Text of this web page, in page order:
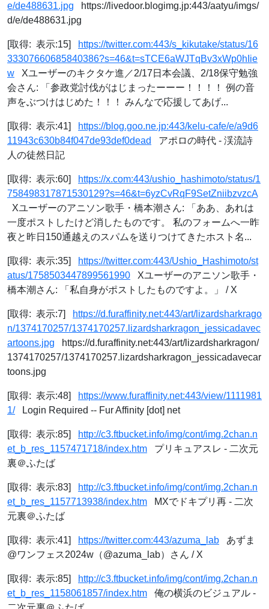
e/de488631.jpg https://livedoor.blogimg.jp:443/aatyu/imgs/
d/e/de488631.jpg
[取得: 表示:15]
https://twitter.com:443/s_kikutake/status/16
33307660685840386?s=46&t=sTCE6aWJTqBv3xWp0hIie
w Xユーザーのキクタケ進／2/17日本会議、2/18保守勉強
会さん: 「参政党討伐がはじまったーーー！！！！ 例の音
声をぶつけはじめた！！！ みんなで応援してあげ...
[取得: 表示:41]
https://blog.goo.ne.jp:443/kelu-cafe/e/a9d6
11943c630b84f047de93def0dead
アポロの時代 - 渓流詩
人の徒然日記
[取得: 表示:60]
https://x.com:443/ushio_hashimoto/status/1
758498317871530129?s=46&t=6yzCvRqF9SetZniibzvzcA
Xユーザーのアニソン歌手・橋本潮さん: 「ああ、あれは
一度ポストしたけど消したものです。 私のフォームへ一昨
夜と昨日150通越えのスパムを送りつけてきたホスト名...
[取得: 表示:35]
https://twitter.com:443/Ushio_Hashimoto/st
atus/1758503447899561990 Xユーザーのアニソン歌手・
橋本潮さん: 「私自身がポストしたものですよ。」 / X
[取得: 表示:7]
https://d.furaffinity.net:443/art/lizardsharkrago
n/1374170257/1374170257.lizardsharkragon_jessicadavec
artoons.jpg https://d.furaffinity.net:443/art/lizardsharkragon/
1374170257/1374170257.lizardsharkragon_jessicadavecar
toons.jpg
[取得: 表示:48]
https://www.furaffinity.net:443/view/1111981
1/Login Required -- Fur Affinity [dot] net
[取得: 表示:85]
http://c3.ftbucket.info/img/cont/img.2chan.n
et_b_res_1157471718/index.htm プリキュアスレ - 二次元
裏＠ふたば
[取得: 表示:83]
http://c3.ftbucket.info/img/cont/img.2chan.n
et_b_res_1157713938/index.htm MXでドキプリ再 - 二次
元裏＠ふたば
[取得: 表示:41] https://twitter.com:443/azuma_lab あずま
@ワンフェス2024w（@azuma_lab）さん / X
[取得: 表示:85]
http://c3.ftbucket.info/img/cont/img.2chan.n
et_b_res_1158061857/index.htm 俺の横浜のビジュアル -